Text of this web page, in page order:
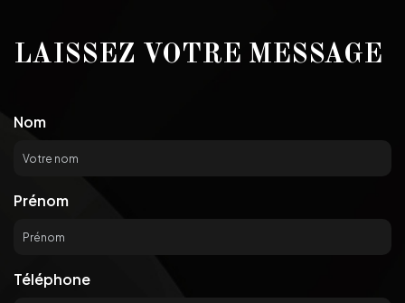
LAISSEZ VOTRE MESSAGE
Nom
Prénom
Téléphone